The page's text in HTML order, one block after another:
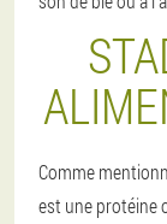
Comme
est une protéine